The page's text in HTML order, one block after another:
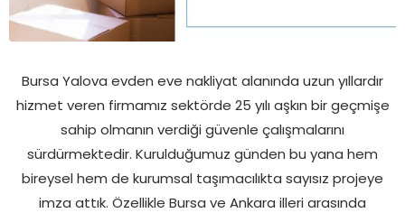
Bursa Yalova evden eve nakliyat alanında uzun yıllardır
hizmet veren firmamız sektörde 25 yılı aşkın bir geçmişe
sahip olmanın verdiği güvenle çalışmalarını
sürdürmektedir. Kurulduğumuz günden bu yana hem
bireysel hem de kurumsal taşımacılıkta sayısız projeye
imza attık. Özellikle Bursa ve Ankara illeri arasında